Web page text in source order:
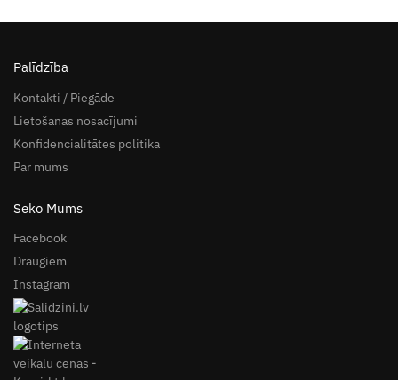
Palīdzība
Kontakti / Piegāde
Lietošanas nosacījumi
Konfidencialitātes politika
Par mums
Seko Mums
Facebook
Draugiem
Instagram